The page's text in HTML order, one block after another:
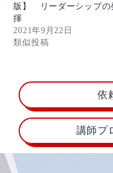
版】 リーダーシップの
揮
2021年9月22日
類似投稿
依
講師プ